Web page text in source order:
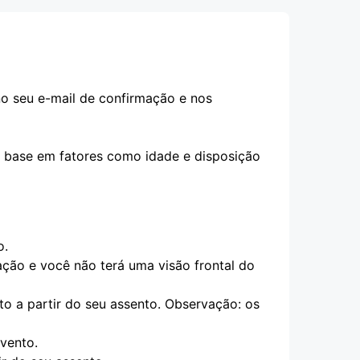
seu e-mail de confirmação e nos
em fatores como idade e disposição
e você não terá uma visão frontal do
a partir do seu assento. Observação: os